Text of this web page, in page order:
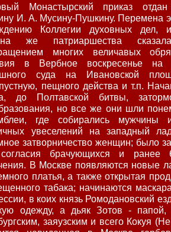
Монастырский приказ
И. А. Мусину-Пушкину. Перемена
Коллегии духовных дел,
же патриаршества
многих величавых
в Вербное воскресенье на
суда на Ивановской
пещного действа и т.п.
до Полтавской битвы,
но все же они шли
где собирались
увеселений на западный
затворничество женщин; было
брачующихся и ранее
В Москве появляются новые
платья, а также открытая
табака; начинаются
в коих князь Ромодановский
одежду, а дьяк Зотов - папой,
заяузским и всего Кокуя